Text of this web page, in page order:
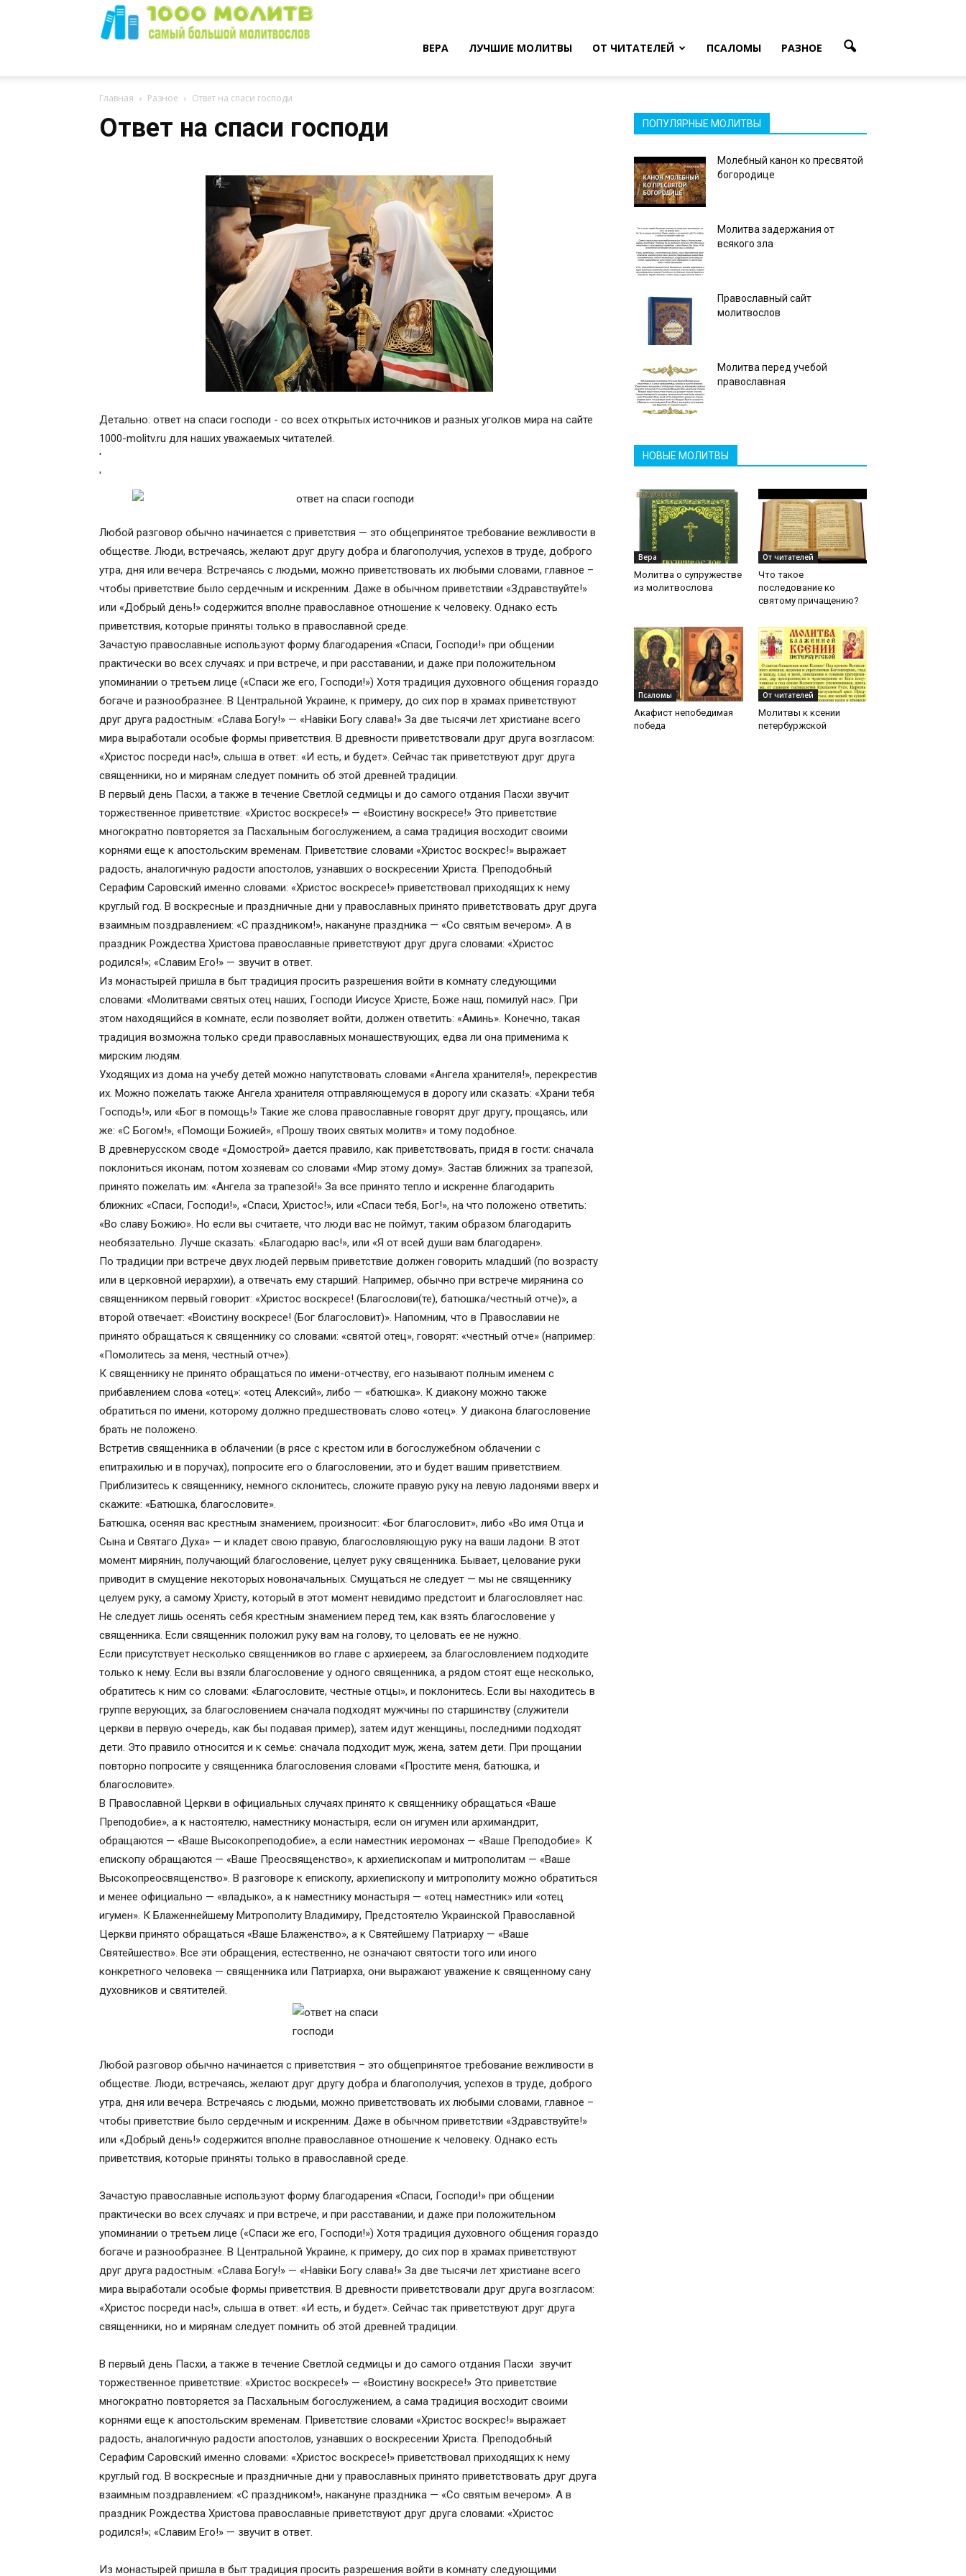
ВЕРА ЛУЧШИЕ МОЛИТВЫ ОТ ЧИТАТЕЛЕЙ ПСАЛОМЫ РАЗНОЕ
Главная Разное Ответ на спаси господи
Ответ на спаси господи
Детально: ответ на спаси господи - со всех открытых источников и разных уголков мира на сайте
1000-molitv.ru для наших уважаемых читателей.
'
'
Любой разговор обычно начинается с приветствия — это общепринятое требование вежливости в
обществе. Люди, встречаясь, желают друг другу добра и благополучия, успехов в труде, доброго
утра, дня или вечера. Встречаясь с людьми, можно приветствовать их любыми словами, главное –
чтобы приветствие было сердечным и искренним. Даже в обычном приветствии «Здравствуйте!»
или «Добрый день!» содержится вполне православное отношение к человеку. Однако есть
приветствия, которые приняты только в православной среде.
Зачастую православные используют форму благодарения «Спаси, Господи!» при общении
практически во всех случаях: и при встрече, и при расставании, и даже при положительном
упоминании о третьем лице («Спаси же его, Господи!») Хотя традиция духовного общения гораздо
богаче и разнообразнее. В Центральной Украине, к примеру, до сих пор в храмах приветствуют
друг друга радостным: «Слава Богу!» — «Навіки Богу слава!» За две тысячи лет христиане всего
мира выработали особые формы приветствия. В древности приветствовали друг друга возгласом:
«Христос посреди нас!», слыша в ответ: «И есть, и будет». Сейчас так приветствуют друг друга
священники, но и мирянам следует помнить об этой древней традиции.
В первый день Пасхи, а также в течение Светлой седмицы и до самого отдания Пасхи звучит
торжественное приветствие: «Христос воскресе!» — «Воистину воскресе!» Это приветствие
многократно повторяется за Пасхальным богослужением, а сама традиция восходит своими
корнями еще к апостольским временам. Приветствие словами «Христос воскрес!» выражает
радость, аналогичную радости апостолов, узнавших о воскресении Христа. Преподобный
Серафим Саровский именно словами: «Христос воскресе!» приветствовал приходящих к нему
круглый год. В воскресные и праздничные дни у православных принято приветствовать друг друга
взаимным поздравлением: «С праздником!», накануне праздника — «Со святым вечером». А в
праздник Рождества Христова православные приветствуют друг друга словами: «Христос
родился!»; «Славим Его!» — звучит в ответ.
Из монастырей пришла в быт традиция просить разрешения войти в комнату следующими
словами: «Молитвами святых отец наших, Господи Иисусе Христе, Боже наш, помилуй нас». При
этом находящийся в комнате, если позволяет войти, должен ответить: «Аминь». Конечно, такая
традиция возможна только среди православных монашествующих, едва ли она применима к
мирским людям.
Уходящих из дома на учебу детей можно напутствовать словами «Ангела хранителя!», перекрестив
их. Можно пожелать также Ангела хранителя отправляющемуся в дорогу или сказать: «Храни тебя
Господь!», или «Бог в помощь!» Такие же слова православные говорят друг другу, прощаясь, или
же: «С Богом!», «Помощи Божией», «Прошу твоих святых молитв» и тому подобное.
В древнерусском своде «Домострой» дается правило, как приветствовать, придя в гости: сначала
поклониться иконам, потом хозяевам со словами «Мир этому дому». Застав ближних за трапезой,
принято пожелать им: «Ангела за трапезой!» За все принято тепло и искренне благодарить
ближних: «Спаси, Господи!», «Спаси, Христос!», или «Спаси тебя, Бог!», на что положено ответить:
«Во славу Божию». Но если вы считаете, что люди вас не поймут, таким образом благодарить
необязательно. Лучше сказать: «Благодарю вас!», или «Я от всей души вам благодарен».
По традиции при встрече двух людей первым приветствие должен говорить младший (по возрасту
или в церковной иерархии), а отвечать ему старший. Например, обычно при встрече мирянина со
священником первый говорит: «Христос воскресе! (Благослови(те), батюшка/честный отче)», а
второй отвечает: «Воистину воскресе! (Бог благословит)». Напомним, что в Православии не
принято обращаться к священнику со словами: «святой отец», говорят: «честный отче» (например:
«Помолитесь за меня, честный отче»).
К священнику не принято обращаться по имени-отчеству, его называют полным именем с
прибавлением слова «отец»: «отец Алексий», либо — «батюшка». К диакону можно также
обратиться по имени, которому должно предшествовать слово «отец». У диакона благословение
брать не положено.
Встретив священника в облачении (в рясе с крестом или в богослужебном облачении с
епитрахилью и в поручах), попросите его о благословении, это и будет вашим приветствием.
Приблизитесь к священнику, немного склонитесь, сложите правую руку на левую ладонями вверх и
скажите: «Батюшка, благословите».
Батюшка, осеняя вас крестным знамением, произносит: «Бог благословит», либо «Во имя Отца и
Сына и Святаго Духа» — и кладет свою правую, благословляющую руку на ваши ладони. В этот
момент мирянин, получающий благословение, целует руку священника. Бывает, целование руки
приводит в смущение некоторых новоначальных. Смущаться не следует — мы не священнику
целуем руку, а самому Христу, который в этот момент невидимо предстоит и благословляет нас.
Не следует лишь осенять себя крестным знамением перед тем, как взять благословение у
священника. Если священник положил руку вам на голову, то целовать ее не нужно.
Если присутствует несколько священников во главе с архиереем, за благословлением подходите
только к нему. Если вы взяли благословение у одного священника, а рядом стоят еще несколько,
обратитесь к ним со словами: «Благословите, честные отцы», и поклонитесь. Если вы находитесь в
группе верующих, за благословением сначала подходят мужчины по старшинству (служители
церкви в первую очередь, как бы подавая пример), затем идут женщины, последними подходят
дети. Это правило относится и к семье: сначала подходит муж, жена, затем дети. При прощании
повторно попросите у священника благословения словами «Простите меня, батюшка, и
благословите».
В Православной Церкви в официальных случаях принято к священнику обращаться «Ваше
Преподобие», а к настоятелю, наместнику монастыря, если он игумен или архимандрит,
обращаются — «Ваше Высокопреподобие», а если наместник иеромонах — «Ваше Преподобие». К
епископу обращаются — «Ваше Преосвященство», к архиепископам и митрополитам — «Ваше
Высокопреосвященство». В разговоре к епископу, архиепископу и митрополиту можно обратиться
и менее официально — «владыко», а к наместнику монастыря — «отец наместник» или «отец
игумен». К Блаженнейшему Митрополиту Владимиру, Предстоятелю Украинской Православной
Церкви принято обращаться «Ваше Блаженство», а к Святейшему Патриарху — «Ваше
Святейшество». Все эти обращения, естественно, не означают святости того или иного
конкретного человека — священника или Патриарха, они выражают уважение к священному сану
духовников и святителей.
Любой разговор обычно начинается с приветствия – это общепринятое требование вежливости в
обществе. Люди, встречаясь, желают друг другу добра и благополучия, успехов в труде, доброго
утра, дня или вечера. Встречаясь с людьми, можно приветствовать их любыми словами, главное –
чтобы приветствие было сердечным и искренним. Даже в обычном приветствии «Здравствуйте!»
или «Добрый день!» содержится вполне православное отношение к человеку. Однако есть
приветствия, которые приняты только в православной среде.
Зачастую православные используют форму благодарения «Спаси, Господи!» при общении
практически во всех случаях: и при встрече, и при расставании, и даже при положительном
упоминании о третьем лице («Спаси же его, Господи!») Хотя традиция духовного общения гораздо
богаче и разнообразнее. В Центральной Украине, к примеру, до сих пор в храмах приветствуют
друг друга радостным: «Слава Богу!» — «Навіки Богу слава!» За две тысячи лет христиане всего
мира выработали особые формы приветствия. В древности приветствовали друг друга возгласом:
«Христос посреди нас!», слыша в ответ: «И есть, и будет». Сейчас так приветствуют друг друга
священники, но и мирянам следует помнить об этой древней традиции.
В первый день Пасхи, а также в течение Светлой седмицы и до самого отдания Пасхи звучит
торжественное приветствие: «Христос воскресе!» — «Воистину воскресе!» Это приветствие
многократно повторяется за Пасхальным богослужением, а сама традиция восходит своими
корнями еще к апостольским временам. Приветствие словами «Христос воскрес!» выражает
радость, аналогичную радости апостолов, узнавших о воскресении Христа. Преподобный
Серафим Саровский именно словами: «Христос воскресе!» приветствовал приходящих к нему
круглый год. В воскресные и праздничные дни у православных принято приветствовать друг друга
взаимным поздравлением: «С праздником!», накануне праздника — «Со святым вечером». А в
праздник Рождества Христова православные приветствуют друг друга словами: «Христос
родился!»; «Славим Его!» — звучит в ответ.
Из монастырей пришла в быт традиция просить разрешения войти в комнату следующими
ПОПУЛЯРНЫЕ МОЛИТВЫ
Молебный канон ко пресвятой
богородице
Молитва задержания от
всякого зла
Православный сайт
молитвослов
Молитва перед учебой
православная
НОВЫЕ МОЛИТВЫ
Вера
Молитва о супружестве
из молитвослова
От читателей
Что такое
последование ко
святому причащению?
Псаломы
Акафист непобедимая
победа
От читателей
Молитвы к ксении
петербуржской